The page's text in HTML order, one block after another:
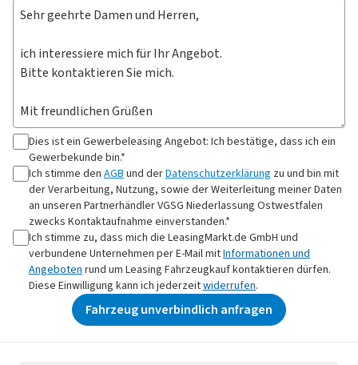
Dies ist ein Gewerbeleasing Angebot: Ich bestätige, dass ich ein
Gewerbekunde bin.*
Ich stimme den AGBund derDatenschutzerklärung zu und bin mit
der Verarbeitung, Nutzung, sowie der Weiterleitung meiner Daten
an unseren Partnerhändler VGSG Niederlassung Ostwestfalen
zwecks Kontaktaufnahme einverstanden.*
Ich stimme zu, dass mich die LeasingMarkt.de GmbH und
verbundene Unternehmen per E-Mail mitInformationen und
Angebotenrund um Leasing Fahrzeugkauf kontaktieren dürfen.
Diese Einwilligung kann ich jederzeitwiderrufen.
Fahrzeug unverbindlich anfragen